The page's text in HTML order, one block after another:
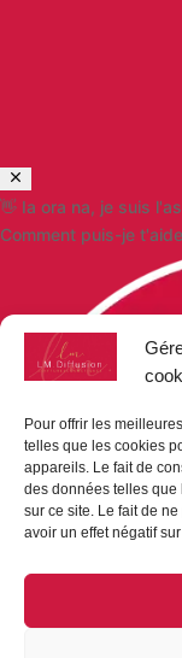
Pour offrir les
telles que les cookies
appareils. Le fait de
des données telles
sur ce site. Le fait de
avoir un effet négatif
👋 Ia ora na, je suis
Comment puis-je